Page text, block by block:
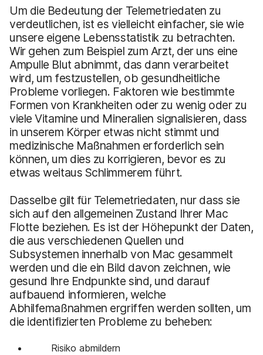
Um die Bedeutung der Telemetriedaten zu
verdeutlichen, ist es vielleicht einfacher, sie wie
unsere eigene Lebensstatistik zu betrachten.
Wir gehen zum Beispiel zum Arzt, der uns eine
Ampulle Blut abnimmt, das dann verarbeitet
wird, um festzustellen, ob gesundheitliche
Probleme vorliegen. Faktoren wie bestimmte
Formen von Krankheiten oder zu wenig oder zu
viele Vitamine und Mineralien signalisieren, dass
in unserem Körper etwas nicht stimmt und
medizinische Maßnahmen erforderlich sein
können, um dies zu korrigieren, bevor es zu
etwas weitaus Schlimmerem führt.
Dasselbe gilt für Telemetriedaten, nur dass sie
sich auf den allgemeinen Zustand Ihrer Mac
Flotte beziehen. Es ist der Höhepunkt der Daten,
die aus verschiedenen Quellen und
Subsystemen innerhalb von Mac gesammelt
werden und die ein Bild davon zeichnen, wie
gesund Ihre Endpunkte sind, und darauf
aufbauend informieren, welche
Abhilfemaßnahmen ergriffen werden sollten, um
die identifizierten Probleme zu beheben:
Risiko abmildern